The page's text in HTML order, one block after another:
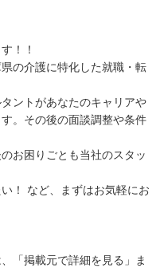
！！
の介護に特化した就職・転
ントがあなたのキャリアや
。その後の面談調整や条件
お困りごとも当社のスタッ
！ など、まずはお気軽にお
「掲載元で詳細を見る」ま